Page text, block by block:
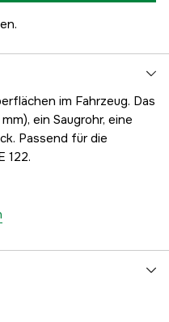
im Fahrzeug. Das
ein Saugrohr, eine
Passend für die
122.